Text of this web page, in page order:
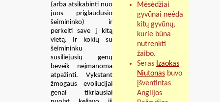
Mėsėdžiai
gyvūnai neėda
kitų gyvūnų,
kurie būna
nutrenkti
žaibo.
Seras Izaokas
Niutonasbuvo
įšventintas
Anglijos
(arba atsikabinti nuo
juos priglaudusio
šeimininko) ir
perkelti save į kitą
vietą. Ir kokių su
šeimininku
susiliejusių genų
beveik neįmanoma
atpažinti. Vykstant
žmogaus evoliucijai
genai tikriausiai